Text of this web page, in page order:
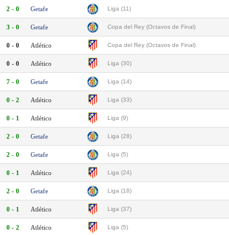
2 - 0 Getafe Liga (11)
3 - 0 Getafe Copa del Rey (Octavos de Final)
0 - 0 Atlético Copa del Rey (Octavos de Final)
0 - 0 Atlético Liga (30)
7 - 0 Getafe Liga (14)
0 - 2 Atlético Liga (33)
0 - 1 Atlético Liga (9)
2 - 0 Getafe Liga (28)
2 - 0 Getafe Liga (5)
0 - 1 Atlético Liga (24)
2 - 0 Getafe Liga (18)
0 - 1 Atlético Liga (37)
0 - 2 Atlético Liga (5)